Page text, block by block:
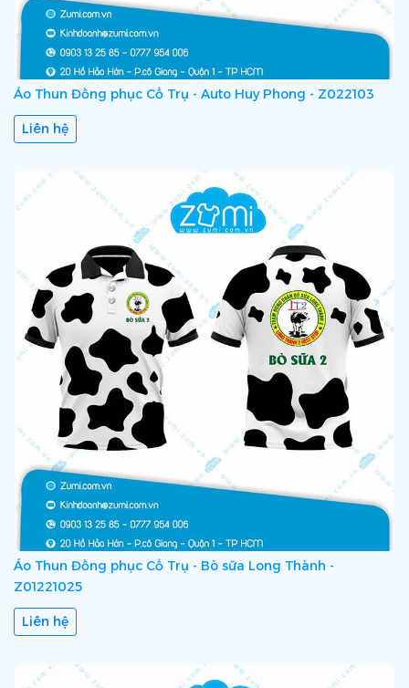
Áo Thun Đồng phục Cổ Trụ - Auto Huy Phong - Z022103
Liên hệ
Áo Thun Đồng phục Cổ Trụ - Bò sữa Long Thành -
Z01221025
Liên hệ